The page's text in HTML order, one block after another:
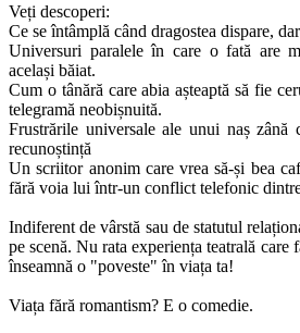
Veți descoperi:
Ce se întâmplă când dragostea dispare,
Universuri paralele în care o fată are
același băiat.
Cum o tânără care abia așteaptă să fie
telegramă neobișnuită.
Frustrările universale ale unui naș zână
recunoștință
Un scriitor anonim care vrea să-și bea
fără voia lui într-un conflict telefonic
Indiferent de vârstă sau de statutul
pe scenă. Nu rata experiența teatrală care
înseamnă o "poveste" în viața ta!
Viața fără romantism? E o comedie.